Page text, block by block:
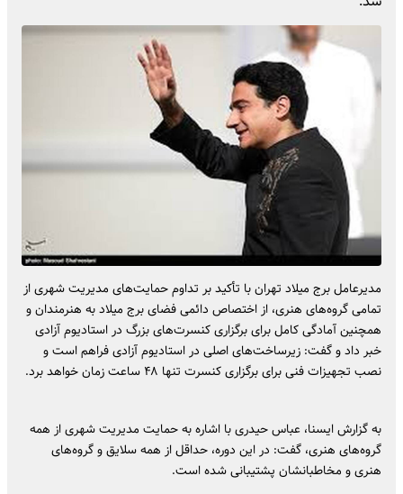
مدیرعامل برج میلاد تهران با تأکید بر تداوم حمایت‌های مدیریت شهری از
تمامی گروه‌های هنری، از اختصاص دائمی فضای برج میلاد به هنرمندان و
همچنین آمادگی کامل برای برگزاری کنسرت‌های بزرگ در استادیوم آزادی
خبر داد و گفت: زیرساخت‌های اصلی در استادیوم آزادی فراهم است و
نصب تجهیزات فنی برای برگزاری کنسرت تنها ۴۸ ساعت زمان خواهد برد.
به گزارش ایسنا، عباس حیدری با اشاره به حمایت مدیریت شهری از همه
گروه‌های هنری، گفت: در این دوره، حداقل از همه سلایق و گروه‌های
هنری و مخاطبانشان پشتیبانی شده است.